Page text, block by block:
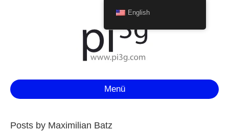
Menü
Posts by Maximilian Batz
English